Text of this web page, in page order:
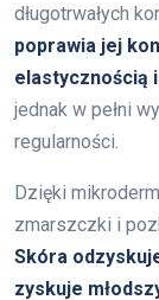
długotrwałych
poprawia jej
elastycznością
jednak w pełni
regularności.
Dzięki
zmarszczki i
Skóra
zyskuje